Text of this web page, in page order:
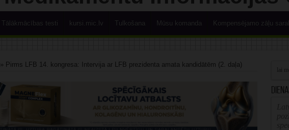
Tālākmācības testi kursi.mic.lv Tulkošana Mūsu komanda Kompensējamo zāļu
» Pirms LFB 14. kongresa: Intervija ar LFB prezidenta amata kandidātēm (2. daļa)